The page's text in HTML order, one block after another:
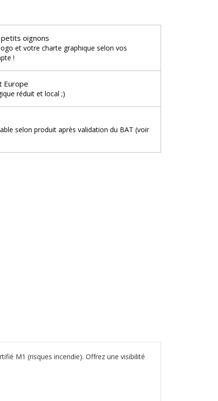
oignons
et votre charte graphique selon vos
!
Europe
réduit et local ;)
selon produit après validation du BAT (voir
M1 (risques incendie). Offrez une visibilité